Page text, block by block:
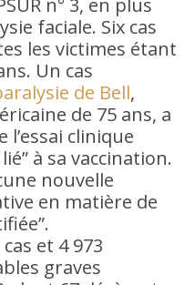
n° 3, en plus
faciale. Six cas
les victimes étant
Un cas
de Bell,
de 75 ans, a
clinique
à sa vaccination.
nouvelle
en matière de
et 4 973
graves